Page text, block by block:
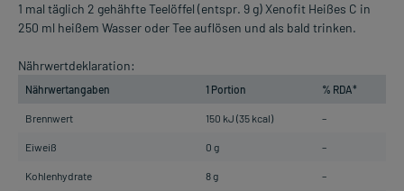
1 mal täglich 2 gehähfte Teelöffel (entspr. 9 g) Xenofit Heißes C in
250 ml heißem Wasser oder Tee auflösen und als bald trinken.
Nährwertdeklaration:
Nährwertangaben 1 Portion % RDA*
Brennwert 150 kJ (35 kcal) –
Eiweiß 0 g –
Kohlenhydrate 8 g –